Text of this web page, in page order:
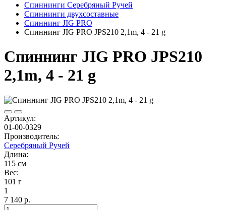
Спиннинги Серебряный Ручей
Спиннинги двухсоставные
Спиннинг JIG PRO
Спиннинг JIG PRO JPS210 2,1m, 4 - 21 g
Спиннинг JIG PRO JPS210
2,1m, 4 - 21 g
Артикул:
01-00-0329
Производитель:
Серебряный Ручей
Длина:
115 см
Вес:
101 г
1
7 140 р.